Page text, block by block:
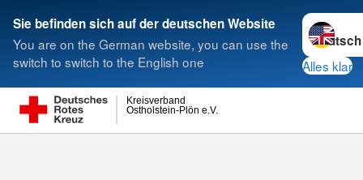
Sie befinden sich auf der deutschen Website
You are on the German website, you can use the
switch to switch to the English one
Sprache
Alles klar
Ostholstein-Plön e.V.
Kreisverband
Suche